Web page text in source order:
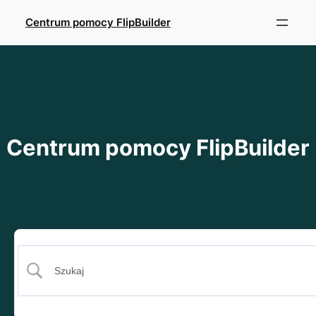
treści
Centrum pomocy FlipBuilder
Centrum pomocy FlipBuilder